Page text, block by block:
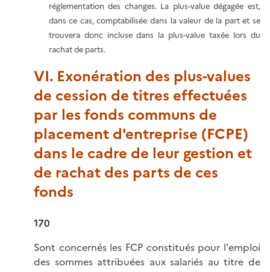
réglementation des changes. La plus-value dégagée est,
dans ce cas, comptabilisée dans la valeur de la part et se
trouvera donc incluse dans la plus-value taxée lors du
rachat de parts.
VI. Exonération des plus-values
de cession de titres effectuées
par les fonds communs de
placement d'entreprise (FCPE)
dans le cadre de leur gestion et
de rachat des parts de ces
fonds
170
Sont concernés les FCP constitués pour l'emploi
des sommes attribuées aux salariés au titre de